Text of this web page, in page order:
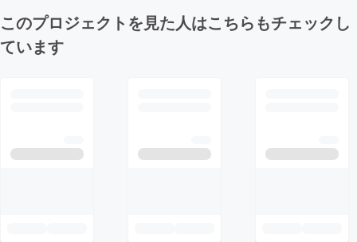
このプロジェクトを見た人はこちらもチェックし
ています